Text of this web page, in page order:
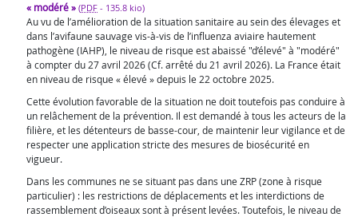
« modéré » (PDF - 135.8 kio)
Au vu de l’amélioration de la situation sanitaire au sein des élevages et
dans l’avifaune sauvage vis-à-vis de l’influenza aviaire hautement
pathogène (IAHP), le niveau de risque est abaissé "d’élevé" à "modéré"
à compter du 27 avril 2026 (Cf. arrêté du 21 avril 2026). La France était
en niveau de risque « élevé » depuis le 22 octobre 2025.
Cette évolution favorable de la situation ne doit toutefois pas conduire à
un relâchement de la prévention. Il est demandé à tous les acteurs de la
filière, et les détenteurs de basse-cour, de maintenir leur vigilance et de
respecter une application stricte des mesures de biosécurité en
vigueur.
Dans les communes ne se situant pas dans une ZRP (zone à risque
particulier) : les restrictions de déplacements et les interdictions de
rassemblement d’oiseaux sont à présent levées. Toutefois, le niveau de